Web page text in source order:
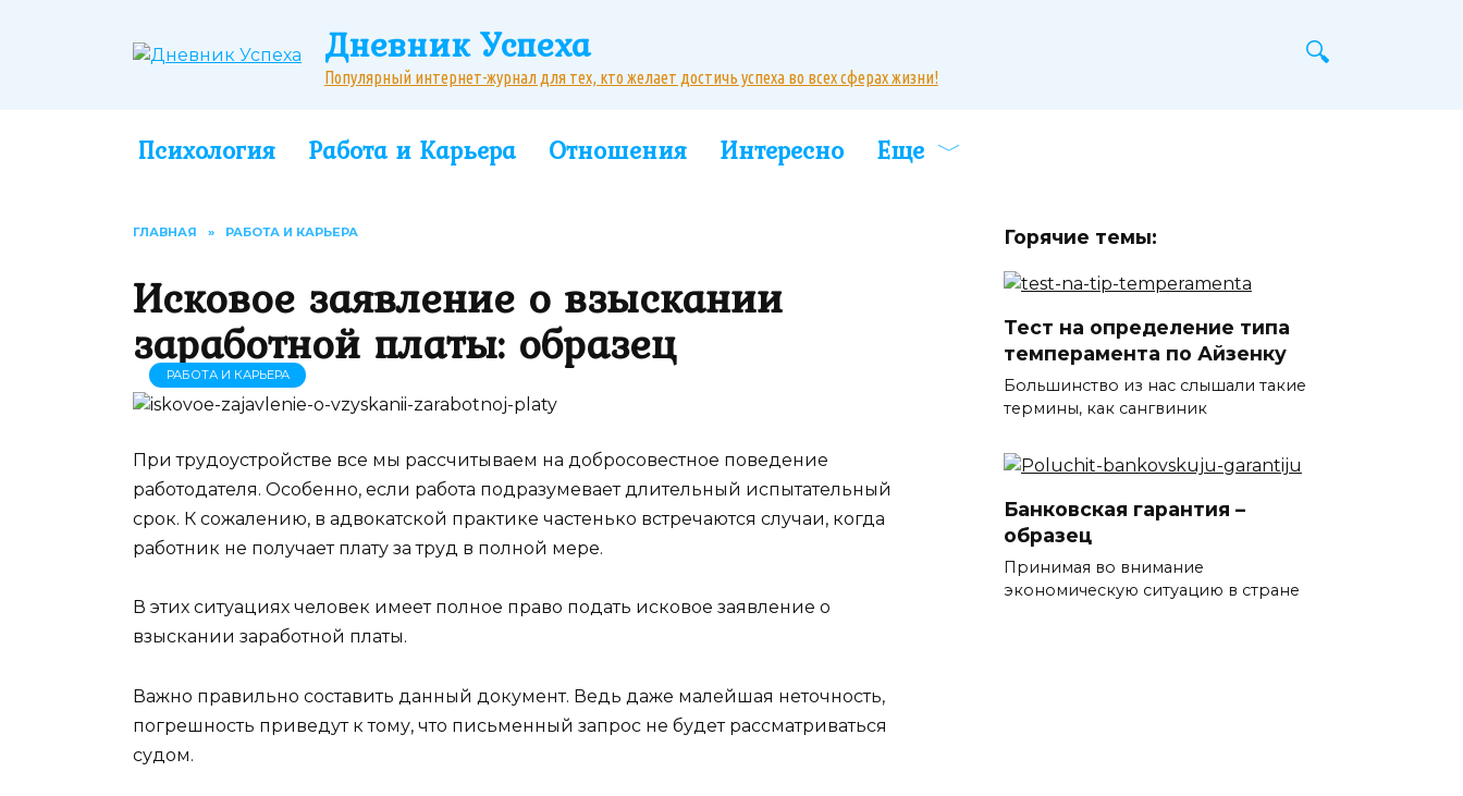
Дневник Успеха
Популярный интернет-журнал для тех, кто желает достичь успеха во всех сферах жизни!
Психология Работа и Карьера Отношения Интересно Еще
ГЛАВНАЯ » РАБОТА И КАРЬЕРА
Исковое заявление о взыскании
заработной платы: образец
РАБОТА И КАРЬЕРА
При трудоустройстве все мы рассчитываем на добросовестное поведение
работодателя. Особенно, если работа подразумевает длительный испытательный
срок. К сожалению, в адвокатской практике частенько встречаются случаи, когда
работник не получает плату за труд в полной мере.
В этих ситуациях человек имеет полное право подать исковое заявление о
взыскании заработной платы.
Важно правильно составить данный документ. Ведь даже малейшая неточность,
погрешность приведут к тому, что письменный запрос не будет рассматриваться
судом.
Горячие темы:
Тест на определение типа
темперамента по Айзенку
Большинство из нас слышали такие
термины, как сангвиник
Банковская гарантия –
образец
Принимая во внимание
экономическую ситуацию в стране